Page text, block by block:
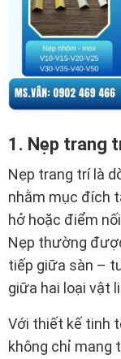
1. Nẹp trang
Nẹp trang trí là
nhằm mục đích
hở hoặc điểm
Nẹp thường
tiếp giữa sàn –
giữa hai loại vật
Với thiết kế tinh
không chỉ mang